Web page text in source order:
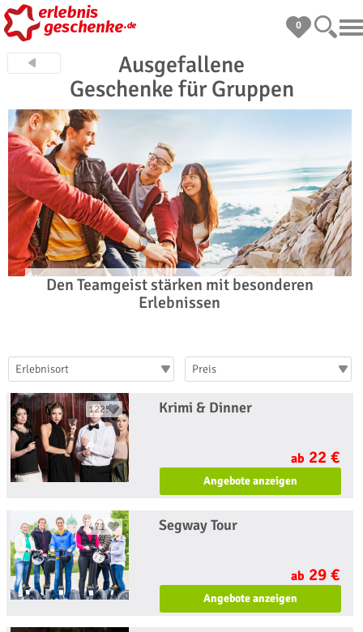
0
Ausgefallene
Geschenke für Gruppen
Den Teamgeist stärken mit besonderen
Erlebnissen
Erlebnisort Preis
1225 Krimi & Dinner
ab 22 €
Angebote anzeigen
471 Segway Tour
ab 29 €
Angebote anzeigen